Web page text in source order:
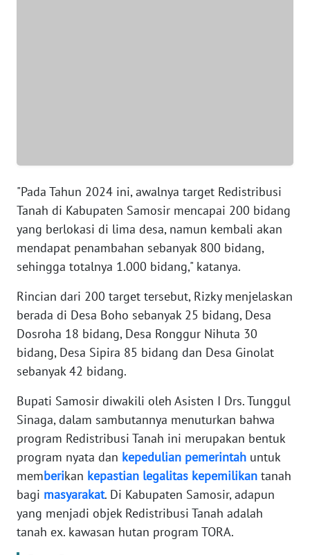
"Pada Tahun 2024 ini, awalnya target Redistribusi
Tanah di Kabupaten Samosir mencapai 200 bidang
yang berlokasi di lima desa, namun kembali akan
mendapat penambahan sebanyak 800 bidang,
sehingga totalnya 1.000 bidang," katanya.
Rincian dari 200 target tersebut, Rizky menjelaskan
berada di Desa Boho sebanyak 25 bidang, Desa
Dosroha 18 bidang, Desa Ronggur Nihuta 30
bidang, Desa Sipira 85 bidang dan Desa Ginolat
sebanyak 42 bidang.
Bupati Samosir diwakili oleh Asisten I Drs. Tunggul
Sinaga, dalam sambutannya menuturkan bahwa
program Redistribusi Tanah ini merupakan bentuk
program nyata dan kepedulian pemerintah untuk
memberikan kepastian legalitas kepemilikan tanah
bagi masyarakat. Di Kabupaten Samosir, adapun
yang menjadi objek Redistribusi Tanah adalah
tanah ex. kawasan hutan program TORA.
PAPUA
WN
RIAU
WN
WN
JAMBI
WN
WN
NTB
WN
SULTENG
WN
SULBAR